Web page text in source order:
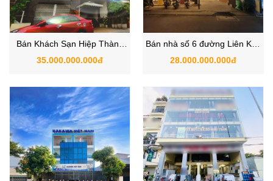
Bán Khách Sạn Hiệp Thành
45, Phường Hiệp Thành, Quận
35.000.000.000đ
Bán nhà số 6 đường Liên Khu
2-5, Hiệp Thành, Quận 12, Hồ
28.000.000.000đ